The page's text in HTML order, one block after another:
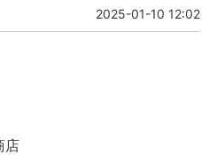
2025-01-10 12:02
店